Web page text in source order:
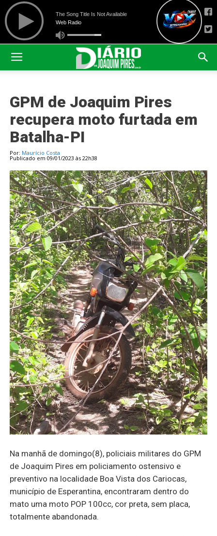
GPM de Joaquim Pires
recupera moto furtada em
Batalha-PI
Por: Maurício Costa
Publicado em 09/01/2023 às 22h38
Na manhã de domingo(8), policiais militares do GPM
de Joaquim Pires em policiamento ostensivo e
preventivo na localidade Boa Vista dos Cariocas,
município de Esperantina, encontraram dentro do
mato uma moto POP 100cc, cor preta, sem placa,
totalmente abandonada.